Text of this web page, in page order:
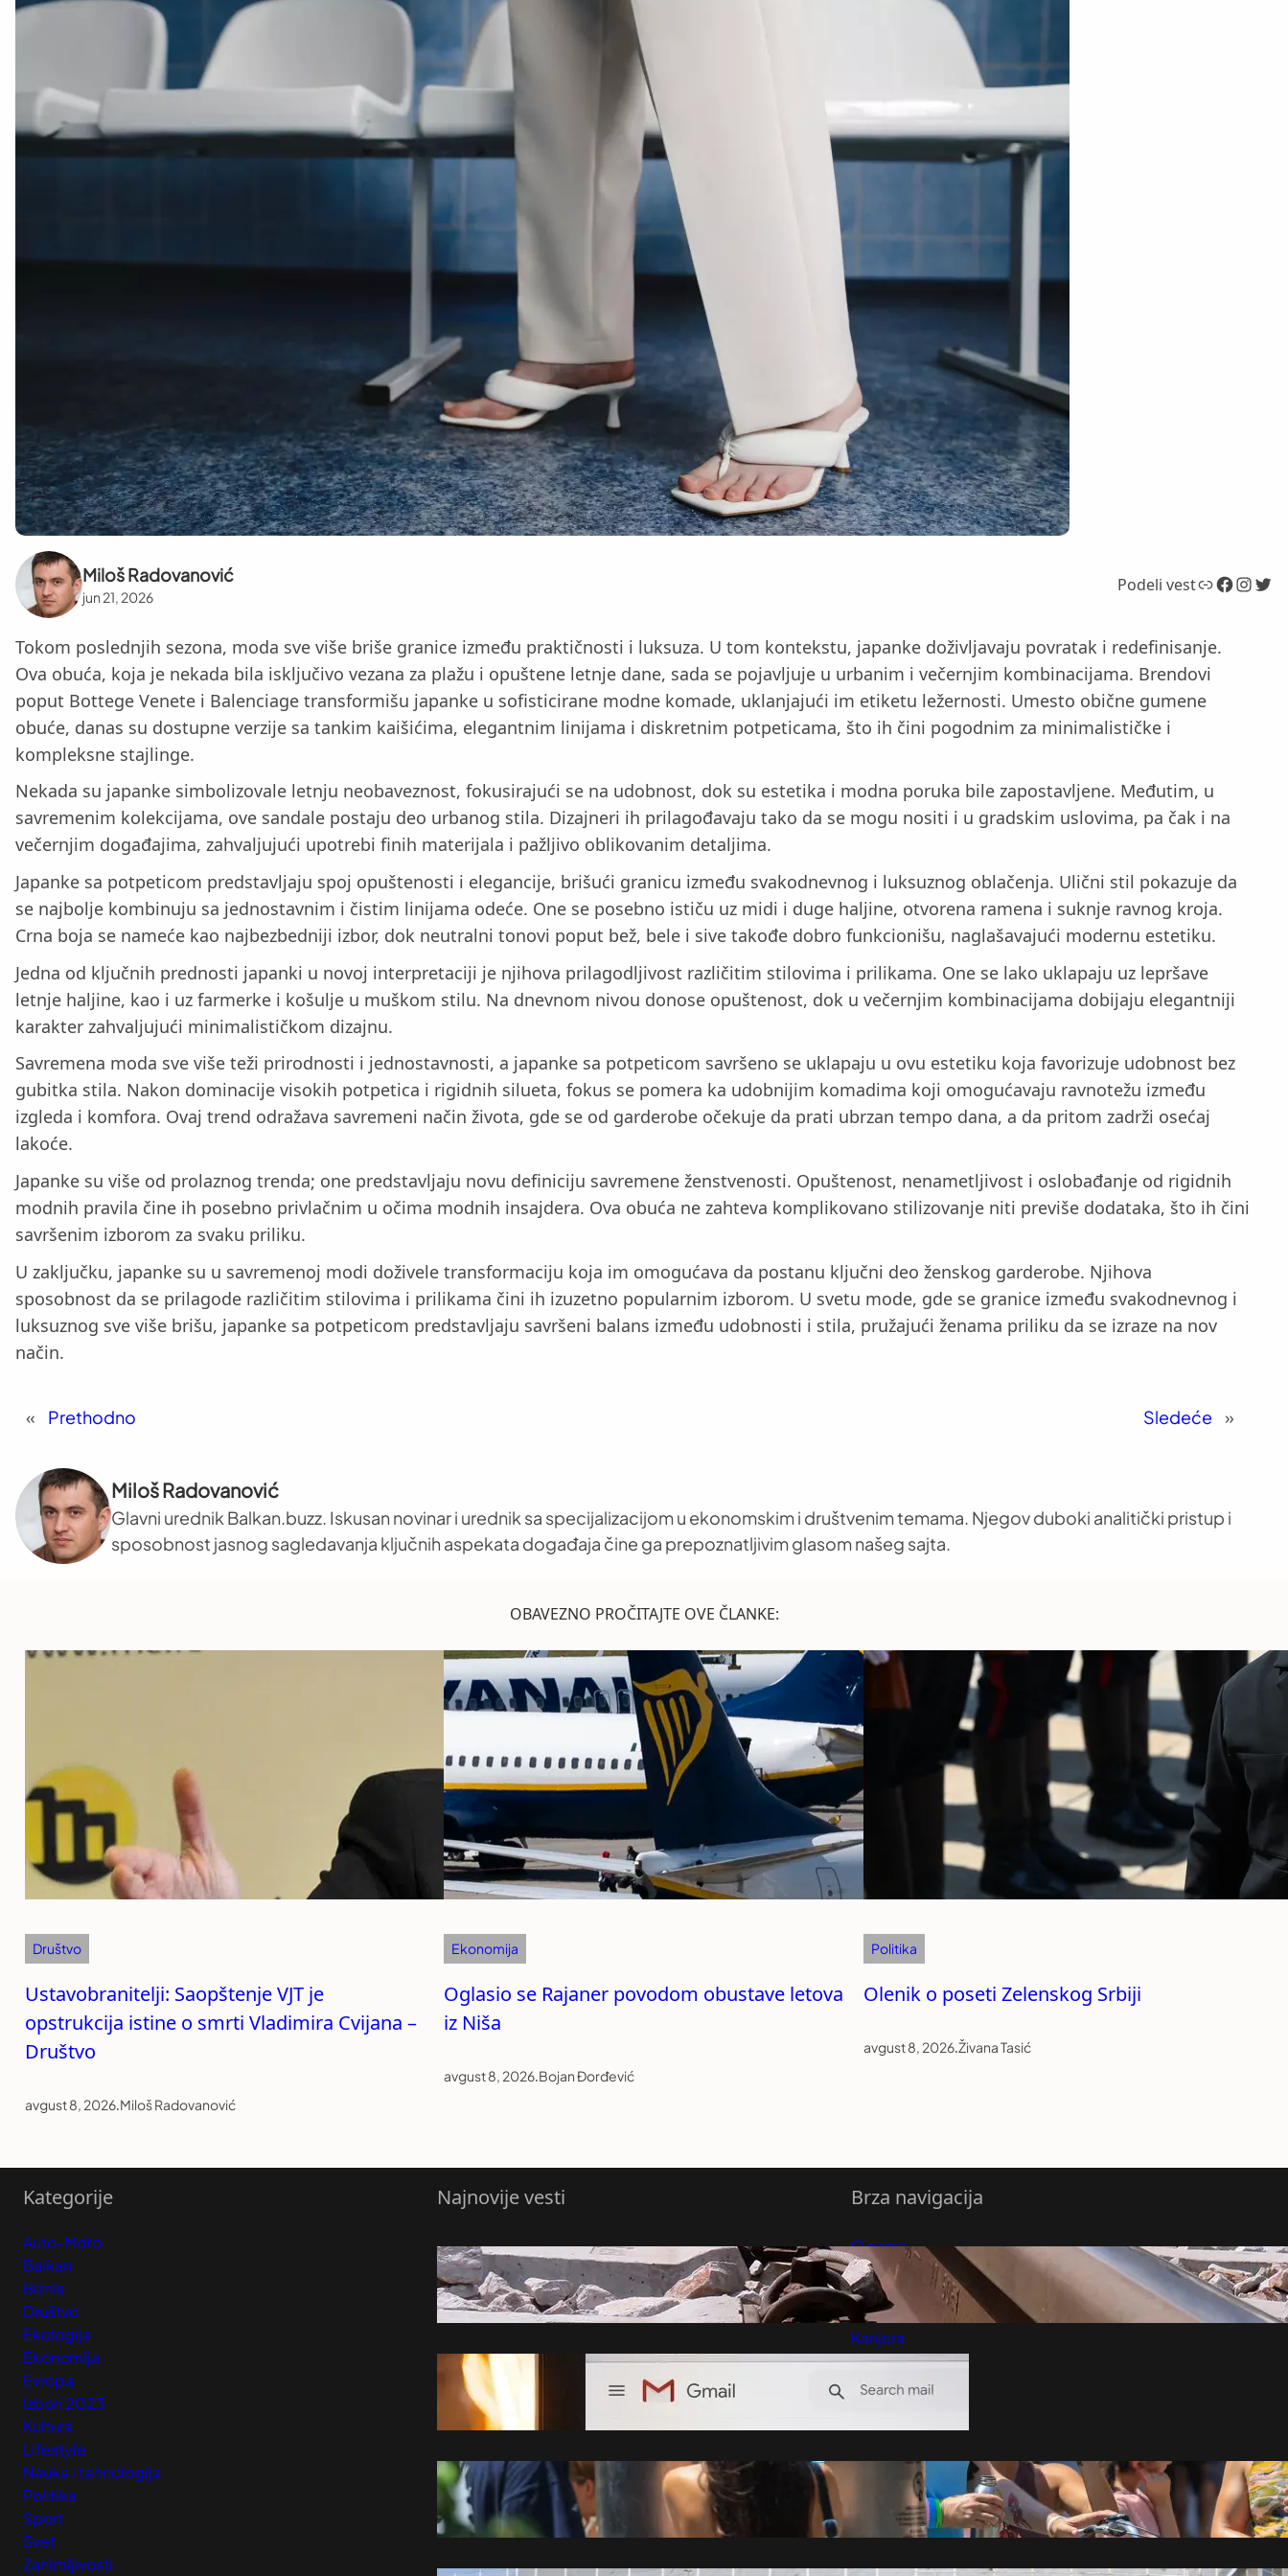
Miloš Radovanović
jun 21, 2026
Podeli vestLink Facebook InstagramTwitter
Tokom poslednjih sezona, moda sve više briše granice između praktičnosti i luksuza. U tom kontekstu, japanke doživljavaju povratak i redefinisanje.
Ova obuća, koja je nekada bila isključivo vezana za plažu i opuštene letnje dane, sada se pojavljuje u urbanim i večernjim kombinacijama. Brendovi
poput Bottege Venete i Balenciage transformišu japanke u sofisticirane modne komade, uklanjajući im etiketu ležernosti. Umesto obične gumene
obuće, danas su dostupne verzije sa tankim kaišićima, elegantnim linijama i diskretnim potpeticama, što ih čini pogodnim za minimalističke i
kompleksne stajlinge.
Nekada su japanke simbolizovale letnju neobaveznost, fokusirajući se na udobnost, dok su estetika i modna poruka bile zapostavljene. Međutim, u
savremenim kolekcijama, ove sandale postaju deo urbanog stila. Dizajneri ih prilagođavaju tako da se mogu nositi i u gradskim uslovima, pa čak i na
večernjim događajima, zahvaljujući upotrebi finih materijala i pažljivo oblikovanim detaljima.
Japanke sa potpeticom predstavljaju spoj opuštenosti i elegancije, brišući granicu između svakodnevnog i luksuznog oblačenja. Ulični stil pokazuje da
se najbolje kombinuju sa jednostavnim i čistim linijama odeće. One se posebno ističu uz midi i duge haljine, otvorena ramena i suknje ravnog kroja.
Crna boja se nameće kao najbezbedniji izbor, dok neutralni tonovi poput bež, bele i sive takođe dobro funkcionišu, naglašavajući modernu estetiku.
Jedna od ključnih prednosti japanki u novoj interpretaciji je njihova prilagodljivost različitim stilovima i prilikama. One se lako uklapaju uz lepršave
letnje haljine, kao i uz farmerke i košulje u muškom stilu. Na dnevnom nivou donose opuštenost, dok u večernjim kombinacijama dobijaju elegantniji
karakter zahvaljujući minimalističkom dizajnu.
Savremena moda sve više teži prirodnosti i jednostavnosti, a japanke sa potpeticom savršeno se uklapaju u ovu estetiku koja favorizuje udobnost bez
gubitka stila. Nakon dominacije visokih potpetica i rigidnih silueta, fokus se pomera ka udobnijim komadima koji omogućavaju ravnotežu između
izgleda i komfora. Ovaj trend odražava savremeni način života, gde se od garderobe očekuje da prati ubrzan tempo dana, a da pritom zadrži osećaj
lakoće.
Japanke su više od prolaznog trenda; one predstavljaju novu definiciju savremene ženstvenosti. Opuštenost, nenametljivost i oslobađanje od rigidnih
modnih pravila čine ih posebno privlačnim u očima modnih insajdera. Ova obuća ne zahteva komplikovano stilizovanje niti previše dodataka, što ih čini
savršenim izborom za svaku priliku.
U zaključku, japanke su u savremenoj modi doživele transformaciju koja im omogućava da postanu ključni deo ženskog garderobe. Njihova
sposobnost da se prilagode različitim stilovima i prilikama čini ih izuzetno popularnim izborom. U svetu mode, gde se granice između svakodnevnog i
luksuznog sve više brišu, japanke sa potpeticom predstavljaju savršeni balans između udobnosti i stila, pružajući ženama priliku da se izraze na nov
način.
« Prethodno Sledeće »
Miloš Radovanović
Glavni urednik Balkan.buzz. Iskusan novinar i urednik sa specijalizacijom u ekonomskim i društvenim temama. Njegov duboki analitički pristup i
sposobnost jasnog sagledavanja ključnih aspekata događaja čine ga prepoznatljivim glasom našeg sajta.
OBAVEZNO PROČITAJTE OVE ČLANKE:
Društvo
Ustavobranitelji: Saopštenje VJT je
opstrukcija istine o smrti Vladimira Cvijana –
Društvo
avgust 8, 2026.Miloš Radovanović
Ekonomija
Oglasio se Rajaner povodom obustave letova
iz Niša
avgust 8, 2026.Bojan Đorđević
Politika
Olenik o poseti Zelenskog Srbiji
avgust 8, 2026.Živana Tasić
Kategorije
Auto-Moto
Balkan
Biznis
Društvo
Ekologija
Ekonomija
Evropa
Izbori 2023
Kultura
Lifestyle
Nauka i tehnologija
Politika
Sport
Svet
Zanimljivosti
Najnovije vesti
Sudar vozova u Hrvatskoj, nikom od
povređenih nije ugrožen život – Region
avgust 8, 2026
Gmail uvodi velike promjene od 2027.
godine: Milioni korisnika moraće da se
prilagode
U Srbiji do 38 stepeni početkom sledeće
sedmice
avgust 8, 2026
Brza navigacija
O nama
Predloži Vest
Pretplatite se na vesti
Karijera
Marketing
Kontakt